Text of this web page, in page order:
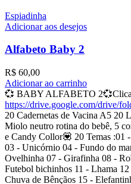
Espiadinha
Adicionar aos desejos
Alfabeto Baby 2
R$ 60,00
Adicionar ao carrinho
💞 BABY ALFABETO 2💞Clica
https://drive.google.com/drive/
20 Cadernetas de Vacina A5
Miolo neutro rotina do bebê, 5
e Candy Collor💟 20 Temas :01
03 - Unicórnio 04 - Fundo do
Ovelhinha 07 - Girafinha 08 -
Futebol bichinhos 11 - Lhama
Chuva de Bênçãos 15 -